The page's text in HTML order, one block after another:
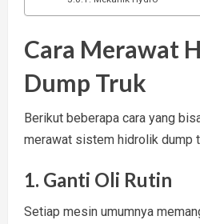
Cara Merawat
Dump Truk
Berikut beberapa cara yang
merawat sistem hidrolik dump
1. Ganti Oli Rutin
Setiap mesin umumnya